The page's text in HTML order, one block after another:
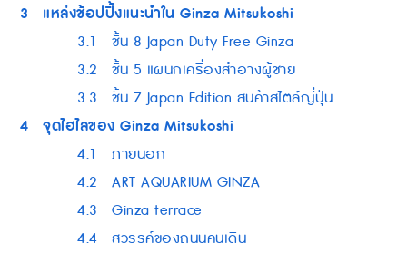
3
แหล่งช้อปปิ้งแนะนำใน Ginza Mitsukoshi
3.1
ชั้น 8 Japan Duty Free Ginza
3.2
ชั้น 5 แผนกเครื่องสำอางผู้ชาย
3.3
ชั้น 7 Japan Edition สินค้าสไตล์ญี่ปุ่น
4 จุดไฮไลของ Ginza Mitsukoshi
4.1
ภายนอก
4.2
ART AQUARIUM GINZA
4.3
Ginza terrace
4.4
สวรรค์ของถนนคนเดิน